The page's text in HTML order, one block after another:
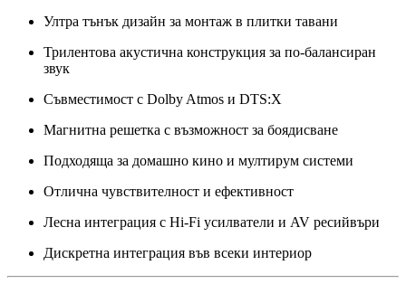
Ултра тънък дизайн за монтаж в плитки тавани
Трилентова акустична конструкция за по-балансиран
звук
Съвместимост с Dolby Atmos и DTS:X
Магнитна решетка с възможност за боядисване
Подходяща за домашно кино и мултирум системи
Отлична чувствителност и ефективност
Лесна интеграция с Hi-Fi усилватели и AV ресийвъри
Дискретна интеграция във всеки интериор